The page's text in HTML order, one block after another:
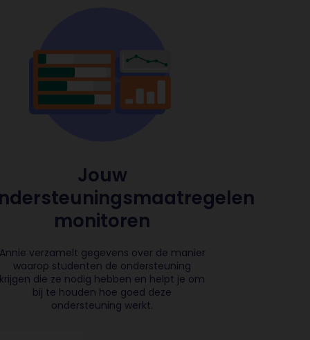
Jouw
monitoren
verzamelt gegevens over de manier
waarop studenten de ondersteuning
krijgen die ze nodig hebben en helpt je om
bij te houden hoe goed deze
ondersteuning werkt.